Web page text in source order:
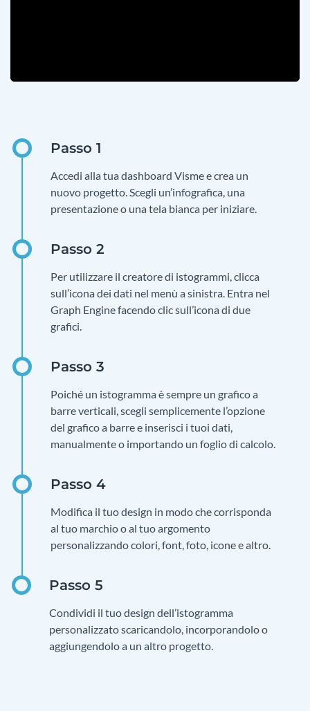
Accedi alla tua dashboard Visme e crea un
nuovo progetto. Scegli un’infografica, una
presentazione o una tela bianca per iniziare.
Per utilizzare il creatore di istogrammi, clicca
sull’icona dei dati nel menù a sinistra. Entra nel
Graph Engine facendo clic sull’icona di due
grafici.
Poiché un istogramma è sempre un grafico a
barre verticali, scegli semplicemente l’opzione
del grafico a barre e inserisci i tuoi dati,
manualmente o importando un foglio di calcolo.
Modifica il tuo design in modo che corrisponda
al tuo marchio o al tuo argomento
personalizzando colori, font, foto, icone e altro.
Condividi il tuo design dell’istogramma
personalizzato scaricandolo, incorporandolo o
aggiungendolo a un altro progetto.